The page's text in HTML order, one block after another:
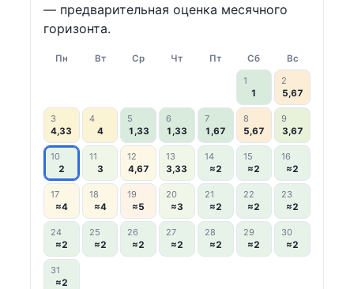
— предварительная оценка месячного
горизонта.
Пн Вт Ср Чт Пт Сб
Вс
1
1
2
5,67
3
4,33
4
4
5
1,33
6
1,33
7
1,67
8
5,67
9
3,67
10
2
11
3
12
4,67
13
3,33
14
≈2
15
≈2
16
≈2
17
≈4
18
≈4
19
≈5
20
≈3
21
≈2
22
≈2
23
≈2
24
≈2
25
≈2
26
≈2
27
≈2
28
≈2
29
≈2
30
≈2
31
≈2